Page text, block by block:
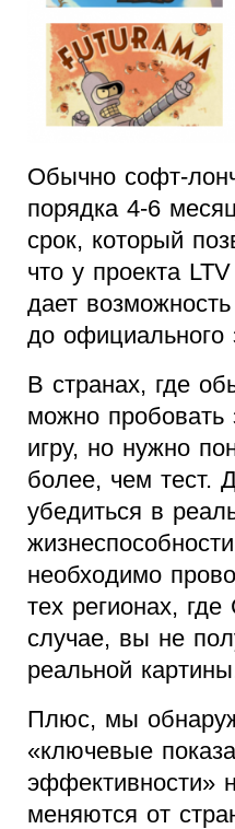
Обычно софт-
порядка 4-6
срок, который
что у проекта
дает
до официального
В странах, где
можно пробовать
игру, но нужно
более, чем тест.
убедиться в
необходимо
тех регионах,
случае, вы не
реальной
Плюс, мы
«ключевые
эффективности»
меняются от